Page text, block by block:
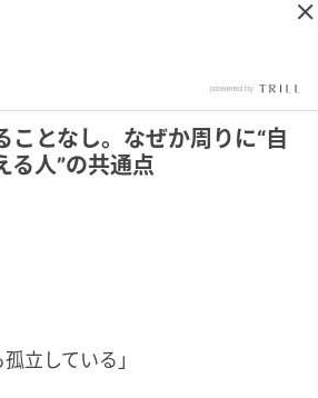
ことなし。なぜか周りに“自
る人”の共通点
立している」